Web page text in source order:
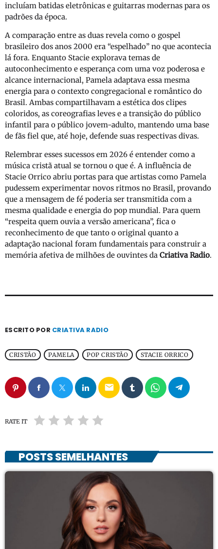
incluíam batidas eletrônicas e guitarras modernas para os
padrões da época.
A comparação entre as duas revela como o gospel
brasileiro dos anos 2000 era “espelhado” no que acontecia
lá fora. Enquanto Stacie explorava temas de
autoconhecimento e esperança com uma voz poderosa e
alcance internacional, Pamela adaptava essa mesma
energia para o contexto congregacional e romântico do
Brasil. Ambas compartilhavam a estética dos clipes
coloridos, as coreografias leves e a transição do público
infantil para o público jovem-adulto, mantendo uma base
de fãs fiel que, até hoje, defende suas respectivas divas.
Relembrar esses sucessos em 2026 é entender como a
música cristã atual se tornou o que é. A influência de
Stacie Orrico abriu portas para que artistas como Pamela
pudessem experimentar novos ritmos no Brasil, provando
que a mensagem de fé poderia ser transmitida com a
mesma qualidade e energia do pop mundial. Para quem
“respeita quem ouvia a versão americana”, fica o
reconhecimento de que tanto o original quanto a
adaptação nacional foram fundamentais para construir a
memória afetiva de milhões de ouvintes da Criativa Radio.
ESCRITO POR CRIATIVA RADIO
CRISTÃO PAMELA POP CRISTÃO STACIE ORRICO
email
RATE IT
POSTS SEMELHANTES